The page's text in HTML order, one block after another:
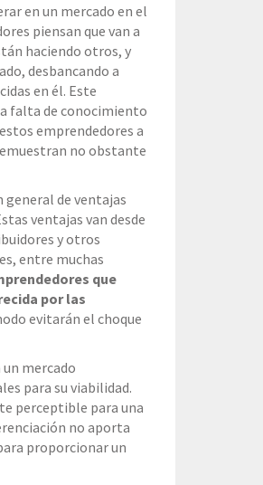
en un mercado en el
piensan que van a
haciendo otros, y
desbancando a
en él. Este
falta de conocimiento
emprendedores a
no obstante
general de ventajas
ventajas van desde
y otros
entre muchas
que
por las
evitarán el choque
mercado
para su viabilidad.
perceptible para una
no aporta
proporcionar un